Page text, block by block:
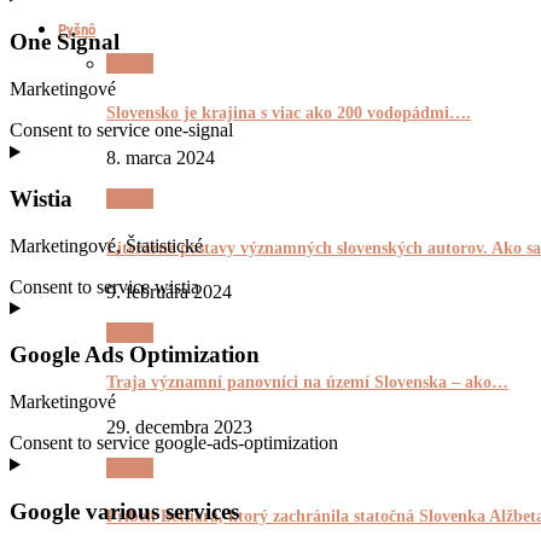
Pyšnô
Slovensko je krajina s viac ako 200 vodopádmi….
8. marca 2024
Literárne postavy významných slovenských autorov. Ako
9. februára 2024
Traja významní panovníci na území Slovenska – ako…
29. decembra 2023
Príbeh Betliara, ktorý zachránila statočná Slovenka
One Signal
Marketingové
Consent to service one-signal
Wistia
Marketingové, Štatistické
Consent to service wistia
Google Ads Optimization
Marketingové
Consent to service google-ads-optimization
Google various services